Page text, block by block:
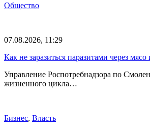
Общество
07.08.2026, 11:29
Как не заразиться паразитами через
Управление Роспотребнадзора по
жизненного цикла…
Бизнес, Власть